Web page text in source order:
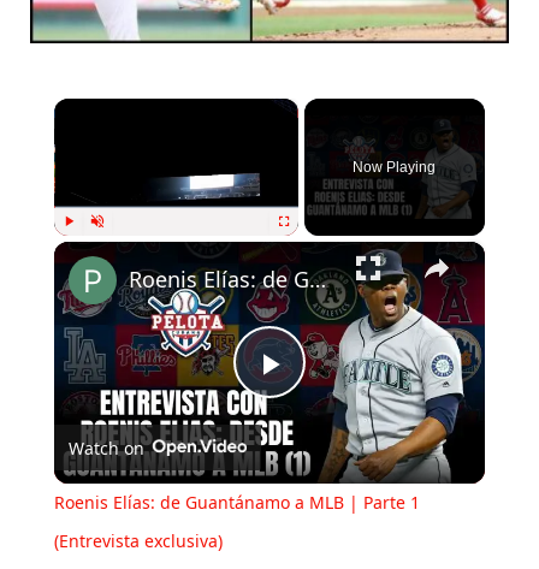
×
Now Playing
×
Play
Video
Roenis Elías: de Guantánamo a MLB | Parte 1 (Entrevista exclusiva)
Watch on
Roenis Elías: de Guantánamo a MLB | Parte 1
(Entrevista exclusiva)